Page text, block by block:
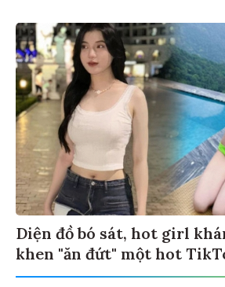
Diện đồ bó sát, hot girl
khen "ăn đứt" một hot